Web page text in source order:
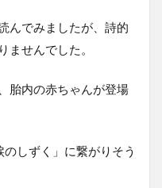
んでみましたが、詩的
ませんでした。
胎内の赤ちゃんが登場
しずく」に繋がりそう